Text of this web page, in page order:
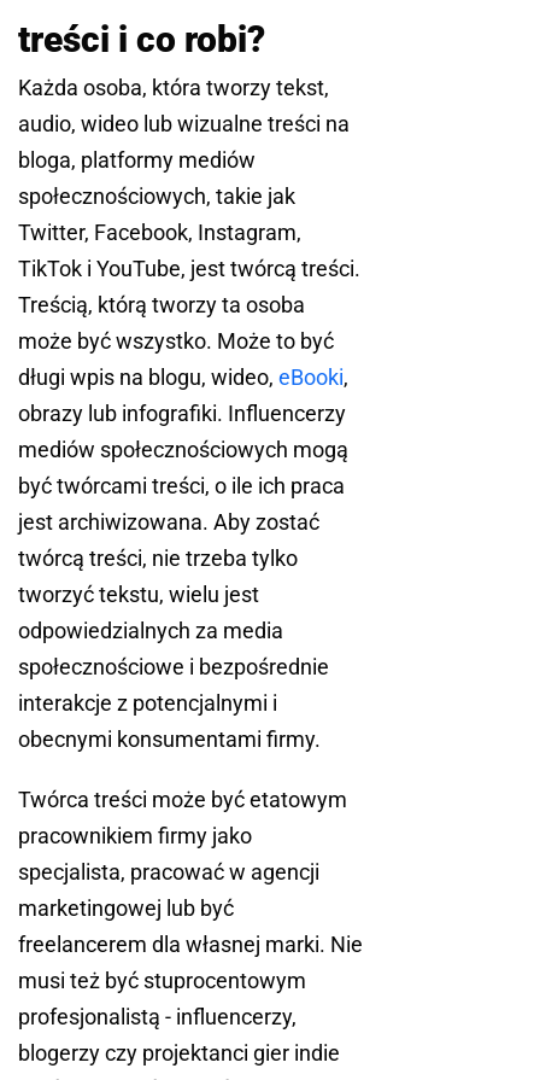
treści i co robi?
Każda osoba, która tworzy tekst,
audio, wideo lub wizualne treści na
bloga, platformy mediów
społecznościowych, takie jak
Twitter, Facebook, Instagram,
TikTok i YouTube, jest twórcą treści.
Treścią, którą tworzy ta osoba
może być wszystko. Może to być
długi wpis na blogu, wideo, eBooki,
obrazy lub infografiki. Influencerzy
mediów społecznościowych mogą
być twórcami treści, o ile ich praca
jest archiwizowana. Aby zostać
twórcą treści, nie trzeba tylko
tworzyć tekstu, wielu jest
odpowiedzialnych za media
społecznościowe i bezpośrednie
interakcje z potencjalnymi i
obecnymi konsumentami firmy.
Twórca treści może być etatowym
pracownikiem firmy jako
specjalista, pracować w agencji
marketingowej lub być
freelancerem dla własnej marki. Nie
musi też być stuprocentowym
profesjonalistą - influencerzy,
blogerzy czy projektanci gier indie